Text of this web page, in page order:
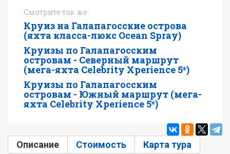
Смотрите так же:
Круиз на Галапагосские острова
(яхта класса-люкс Ocean Spray)
Круизы по Галапагосским
островам - Северный маршрут
(мега-яхта Celebrity Xperience 5*)
Круизы по Галапагосским
островам - Южный маршрут (мега-
яхта Celebrity Xperience 5*)
Описание (активная вкладка)
Стоимость Карта тура